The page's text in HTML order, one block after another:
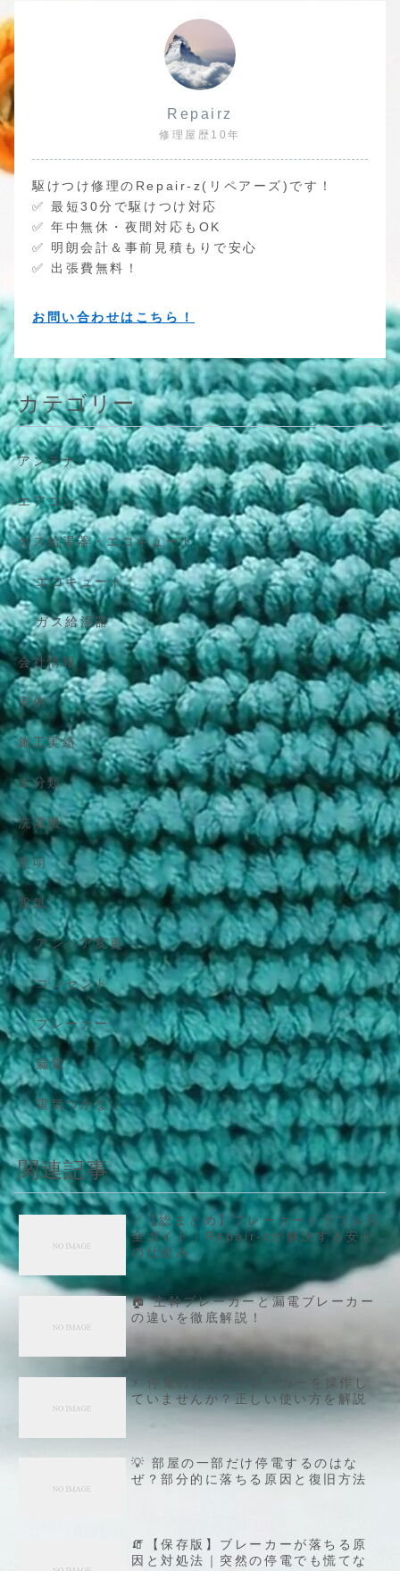
Repairz
修理屋歴10年
駆けつけ修理のRepair-z(リペアーズ)です！
✅ 最短30分で駆けつけ対応
✅ 年中無休・夜間対応もOK
✅ 明朗会計＆事前見積もりで安心
✅ 出張費無料！
お問い合わせはこちら！
カテゴリー
アンテナ
エアコン
ガス給湯器・エコキュート
エコキュート
ガス給湯器
会社情報
実例
施工実績
未分類
洗濯機
照明
電気
アンペア変更
コンセント
ブレーカー
漏電
電気つかない
関連記事
✅【総まとめ】ブレーカートラブル完
全ガイド｜Repair-zが解決する安心
の仕組み
🏠 主幹ブレーカーと漏電ブレーカー
の違いを徹底解説！
⚡ 停電のたびにブレーカーを操作し
ていませんか？正しい使い方を解説
💡 部屋の一部だけ停電するのはな
ぜ？部分的に落ちる原因と復旧方法
🧯【保存版】ブレーカーが落ちる原
因と対処法｜突然の停電でも慌てな